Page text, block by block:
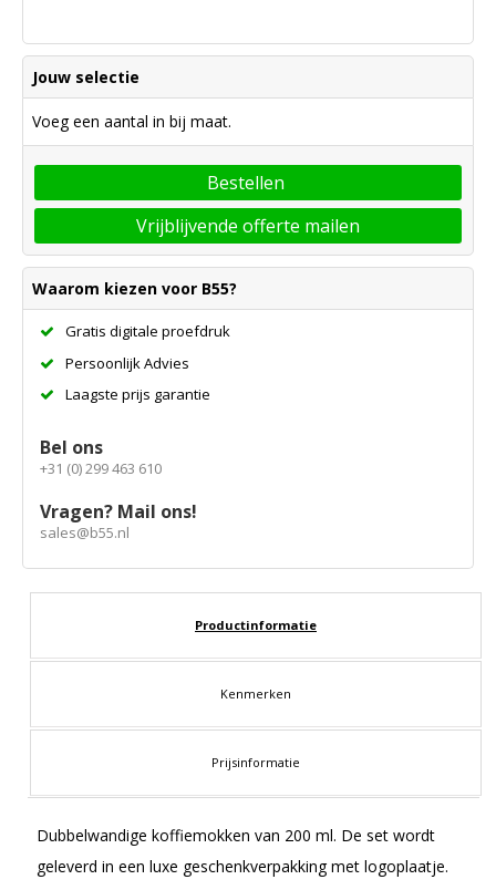
Jouw selectie
Voeg een aantal in bij maat.
Bestellen
Vrijblijvende offerte mailen
Waarom kiezen voor B55?
Gratis digitale proefdruk
Persoonlijk Advies
Laagste prijs garantie
Bel ons
+31 (0) 299 463 610
Vragen? Mail ons!
sales@b55.nl
Productinformatie
Kenmerken
Prijsinformatie
Dubbelwandige koffiemokken van 200 ml. De set wordt
geleverd in een luxe geschenkverpakking met logoplaatje.